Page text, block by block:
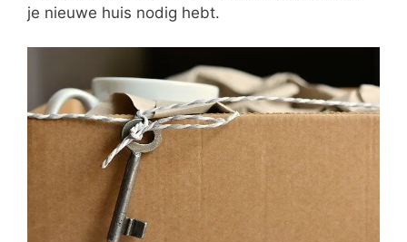
je nieuwe huis nodig hebt.